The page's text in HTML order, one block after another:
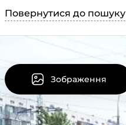
Повернутися до пошуку
Зображення